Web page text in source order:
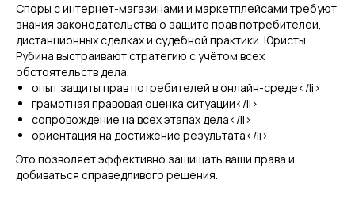
Споры с интернет-магазинами и маркетплейсами требуют
знания законодательства о защите прав потребителей,
дистанционных сделках и судебной практики. Юристы
Рубина выстраивают стратегию с учётом всех
обстоятельств дела.
опыт защиты прав потребителей в онлайн-среде</li>
грамотная правовая оценка ситуации</li>
сопровождение на всех этапах дела</li>
ориентация на достижение результата</li>
Это позволяет эффективно защищать ваши права и
добиваться справедливого решения.